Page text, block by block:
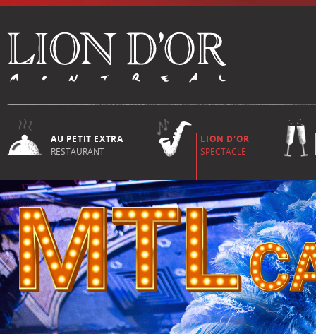
AU PETIT EXTRA
RESTAURANT
LION D'OR
SPECTACLE